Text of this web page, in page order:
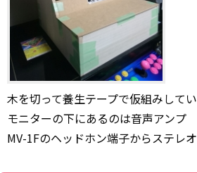
木を切って養生テープで仮組みして
モニターの下にあるのは音声アンプ
MV-1Fのヘッドホン端子からステレ